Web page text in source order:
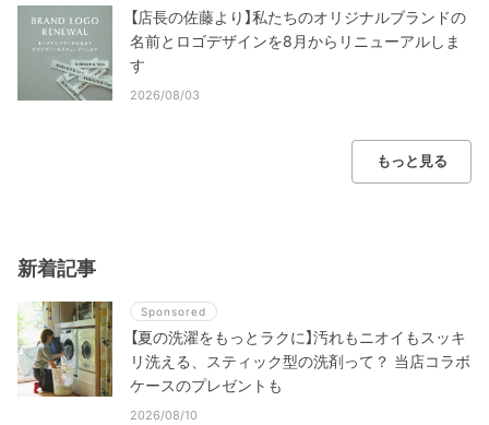
【店長の佐藤より】私たちのオリジナルブランドの
名前とロゴデザインを8月からリニューアルしま
す
2026/08/03
もっと見る
新着記事
Sponsored
【夏の洗濯をもっとラクに】汚れもニオイもスッキ
リ洗える、スティック型の洗剤って？ 当店コラボ
ケースのプレゼントも
2026/08/10